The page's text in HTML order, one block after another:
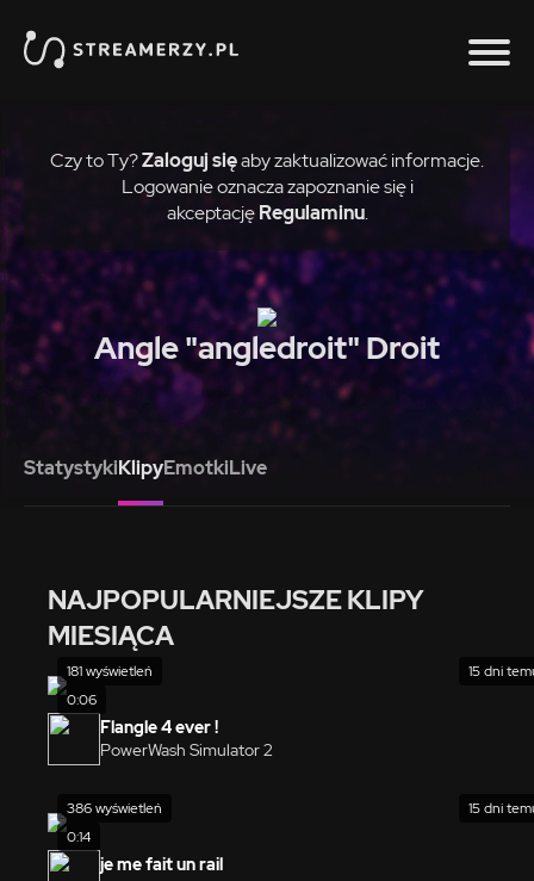
Czy to Ty?Zaloguj sięaby zaktualizować informacje.
Logowanie oznacza zapoznanie się i
akceptację Regulaminu.
Angle "angledroit" Droit
StatystykiKlipyEmotkiLive
NAJPOPULARNIEJSZE KLIPY
MIESIĄCA
0:06
181 wyświetleń 15 dni
Flangle 4 ever !
PowerWash Simulator 2
0:14
386 wyświetleń 15 dni
je me fait un rail